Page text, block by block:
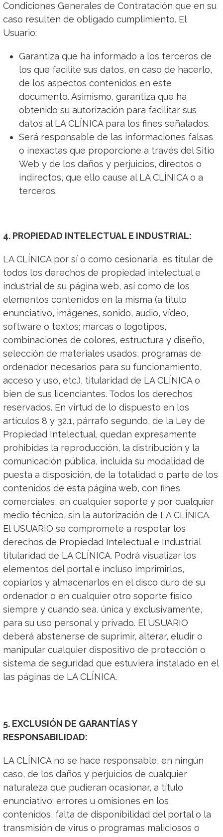
Condiciones Generales de Contratación que en su
caso resulten de obligado cumplimiento. El
Usuario:
Garantiza que ha informado a los terceros de
los que facilite sus datos, en caso de hacerlo,
de los aspectos contenidos en este
documento. Asimismo, garantiza que ha
obtenido su autorización para facilitar sus
datos al LA CLÍNICA para los fines señalados.
Será responsable de las informaciones falsas
o inexactas que proporcione a través del Sitio
Web y de los daños y perjuicios, directos o
indirectos, que ello cause al LA CLÍNICA o a
terceros.
4. PROPIEDAD INTELECTUAL E INDUSTRIAL:
LA CLÍNICA por sí o como cesionaria, es titular de
todos los derechos de propiedad intelectual e
industrial de su página web, así como de los
elementos contenidos en la misma (a título
enunciativo, imágenes, sonido, audio, vídeo,
software o textos; marcas o logotipos,
combinaciones de colores, estructura y diseño,
selección de materiales usados, programas de
ordenador necesarios para su funcionamiento,
acceso y uso, etc.), titularidad de LA CLÍNICA o
bien de sus licenciantes. Todos los derechos
reservados. En virtud de lo dispuesto en los
artículos 8 y 32.1, párrafo segundo, de la Ley de
Propiedad Intelectual, quedan expresamente
prohibidas la reproducción, la distribución y la
comunicación pública, incluida su modalidad de
puesta a disposición, de la totalidad o parte de los
contenidos de esta página web, con fines
comerciales, en cualquier soporte y por cualquier
medio técnico, sin la autorización de LA CLÍNICA.
El USUARIO se compromete a respetar los
derechos de Propiedad Intelectual e Industrial
titularidad de LA CLÍNICA. Podrá visualizar los
elementos del portal e incluso imprimirlos,
copiarlos y almacenarlos en el disco duro de su
ordenador o en cualquier otro soporte físico
siempre y cuando sea, única y exclusivamente,
para su uso personal y privado. El USUARIO
deberá abstenerse de suprimir, alterar, eludir o
manipular cualquier dispositivo de protección o
sistema de seguridad que estuviera instalado en el
las páginas de LA CLÍNICA.
5. EXCLUSIÓN DE GARANTÍAS Y
RESPONSABILIDAD:
LA CLÍNICA no se hace responsable, en ningún
caso, de los daños y perjuicios de cualquier
naturaleza que pudieran ocasionar, a título
enunciativo: errores u omisiones en los
contenidos, falta de disponibilidad del portal o la
transmisión de virus o programas maliciosos o